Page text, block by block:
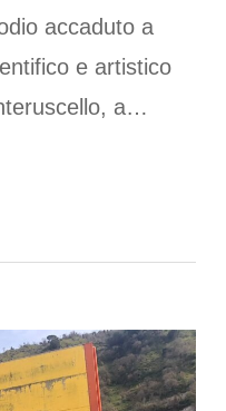
accaduto a
e artistico
a…